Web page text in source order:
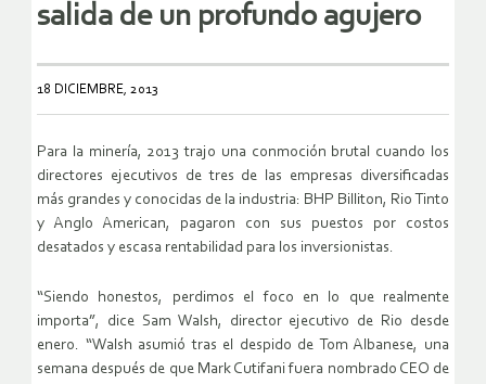
salida de un profundo agujero
18 DICIEMBRE, 2013
Para la minería, 2013 trajo una conmoción brutal cuando los
directores ejecutivos de tres de las empresas diversificadas
más grandes y conocidas de la industria: BHP Billiton, Rio Tinto
y Anglo American, pagaron con sus puestos por costos
desatados y escasa rentabilidad para los inversionistas.
“Siendo honestos, perdimos el foco en lo que realmente
importa”, dice Sam Walsh, director ejecutivo de Rio desde
enero. “Walsh asumió tras el despido de Tom Albanese, una
semana después de que Mark Cutifani fuera nombrado CEO de